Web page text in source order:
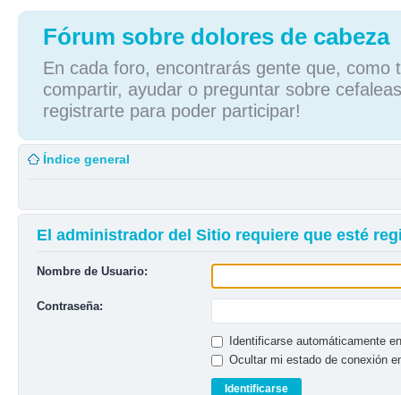
Fórum sobre dolores de cabeza
En cada foro, encontrarás gente que, como
compartir, ayudar o preguntar sobre
registrarte para poder participar!
Índice general
El administrador del Sitio requiere que esté
Nombre de Usuario:
Contraseña:
Identificarse automáticamente
Ocultar mi estado de conexión